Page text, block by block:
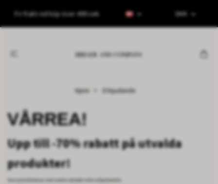
Fri frakt vid köp över 499 sek DKK
Hjem Erbjudande
VÅRREA!
Upp till -70% rabatt på utvalda
produkter!
Kan ej kombineras med andra rabatter eller erbjudanden.